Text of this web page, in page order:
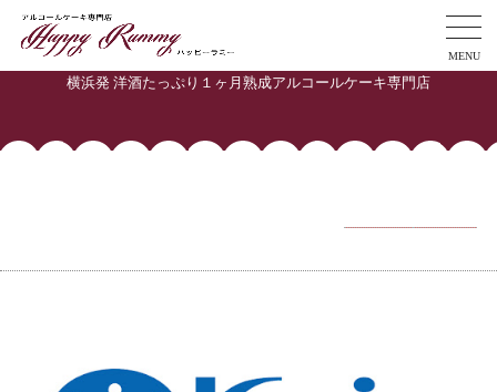
MENU
横浜発 洋酒たっぷり１ヶ月熟成アルコールケーキ専門店